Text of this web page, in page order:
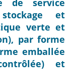
de service
et
verte et
par forme
emballée
et